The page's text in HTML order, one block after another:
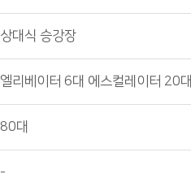
상대식 승강장
엘리베이터 6대 에스컬레이터 20대
80대